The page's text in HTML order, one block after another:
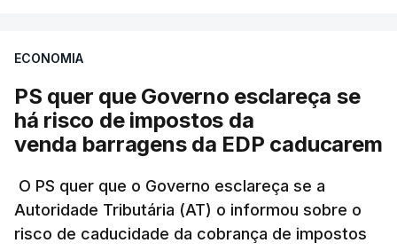
Não há prazos fixados para a conclusão desta
avaliação à Polícia Judiciária.
Do início da polémica com a revelação de obras a
título pessoal, numa propriedade no Alentejo, feitas
pelo mesmo empreiteiro contratado 17 vezes para
obras na Polícia Judiciária (PJ) até aos últimos dias,
em que até do Governo surgiram ordens para mais
ECONOMIA
PS quer que Governo esclareça se
há risco de impostos da
venda barragens da EDP caducarem
O PS quer que o Governo esclareça se a
Autoridade Tributária (AT) o informou sobre o
risco de caducidade da cobrança de impostos